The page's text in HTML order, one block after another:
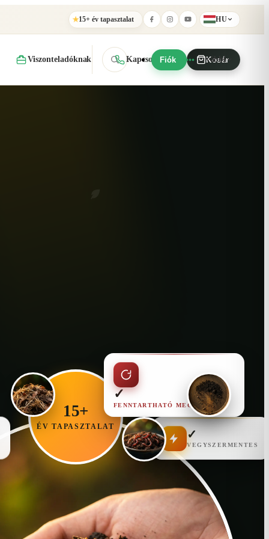
★15+ év tapasztalat HU
Viszonteladóknak Kapcsolat További
Fiók Kosár
15+
ÉV TAPASZTALAT ✓
✓
FENNTARTHATÓ MEGOLDÁS